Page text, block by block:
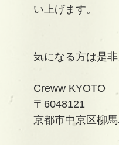
い上げます。
気になる方は是
Creww KYOTO
〒6048121
京都市中京区柳